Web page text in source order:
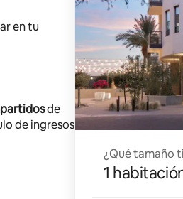
en tu
de
de ingresos
¿Qué tamaño
1